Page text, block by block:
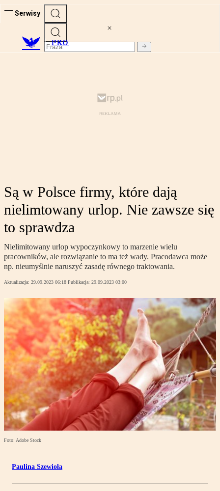
Serwisy
PRO
Są w Polsce firmy, które dają
nielimtowany urlop. Nie zawsze się
to sprawdza
Nielimitowany urlop wypoczynkowy to marzenie wielu
pracowników, ale rozwiązanie to ma też wady. Pracodawca może
np. nieumyślnie naruszyć zasadę równego traktowania.
Aktualizacja: 29.09.2023 06:18 Publikacja: 29.09.2023 03:00
Foto: Adobe Stock
Paulina Szewioła